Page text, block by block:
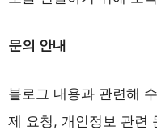
문의 안내
블로그 내용과 관련해
제 요청, 개인정보 관련